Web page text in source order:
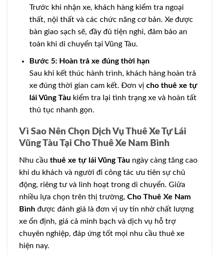
Trước khi nhận xe, khách hàng kiểm tra ngoại
thất, nội thất và các chức năng cơ bản. Xe được
bàn giao sạch sẽ, đầy đủ tiện nghi, đảm bảo an
toàn khi di chuyển tại Vũng Tàu.
Bước 5: Hoàn trả xe đúng thời hạn
Sau khi kết thúc hành trình, khách hàng hoàn trả
xe đúng thời gian cam kết. Đơn vị cho thuê xe tự
lái Vũng Tàu kiểm tra lại tình trạng xe và hoàn tất
thủ tục nhanh gọn.
Vì Sao Nên Chọn Dịch Vụ Thuê Xe Tự Lái
Vũng Tàu Tại Cho Thuê Xe Nam Bình
Nhu cầu thuê xe tự lái Vũng Tàu ngày càng tăng cao
khi du khách và người đi công tác ưu tiên sự chủ
động, riêng tư và linh hoạt trong di chuyển. Giữa
nhiều lựa chọn trên thị trường, Cho Thuê Xe Nam
Bình được đánh giá là đơn vị uy tín nhờ chất lượng
xe ổn định, giá cả minh bạch và dịch vụ hỗ trợ
chuyên nghiệp, đáp ứng tốt mọi nhu cầu thuê xe
hiện nay.